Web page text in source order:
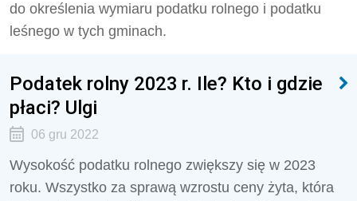
do określenia wymiaru podatku rolnego i podatku
leśnego w tych gminach.
Podatek rolny 2023 r. Ile? Kto i gdzie
płaci? Ulgi
06 gru 2022
Wysokość podatku rolnego zwiększy się w 2023
roku. Wszystko za sprawą wzrostu ceny żyta, która